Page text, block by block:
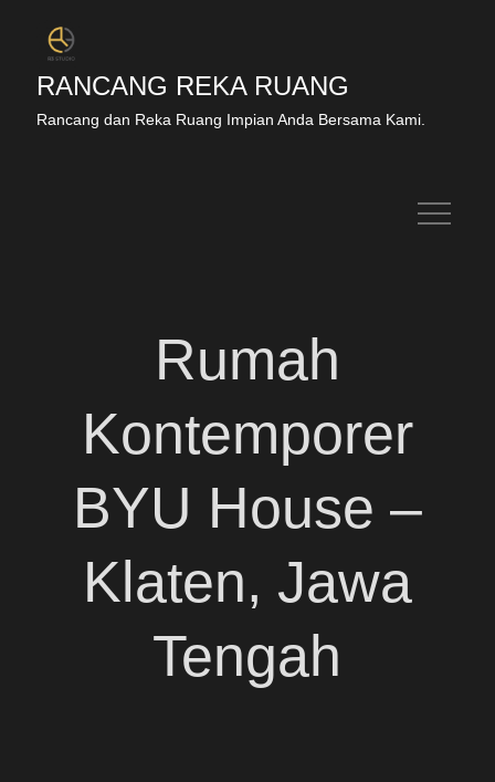
content
RANCANG REKA RUANG
Rancang dan Reka Ruang Impian Anda Bersama Kami.
Rumah
Kontemporer
BYU House –
Klaten, Jawa
Tengah